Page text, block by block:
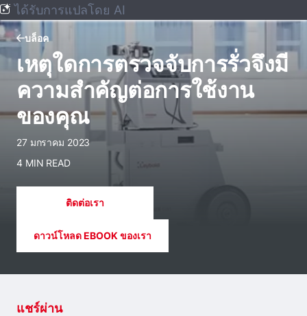
ได้รับการแปลโดย AI
บล็อค
เหตุใดการตรวจจับการรั่วจึงมี
ความสําคัญต่อการใช้งาน
ของคุณ
27 มกราคม 2023
4 MIN READ
ติดต่อเรา
ดาวน์โหลด EBOOK ของเรา
แชร์ผ่าน